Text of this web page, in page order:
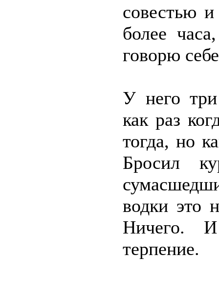
совестью
более
говорю
У него три
как раз
тогда, но
Бросил
водки это
Ничего.
терпение.